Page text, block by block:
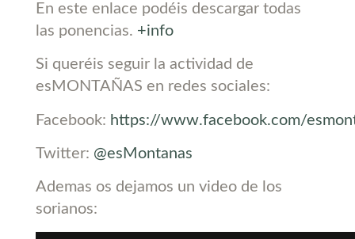
En este enlace podéis descargar todas
las ponencias. +info
Si queréis seguir la actividad de
esMONTAÑAS en redes sociales:
Facebook: https://www.facebook.com/
Twitter: @esMontanas
Ademas os dejamos un video de los
sorianos: